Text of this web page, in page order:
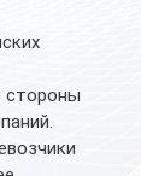
стороны